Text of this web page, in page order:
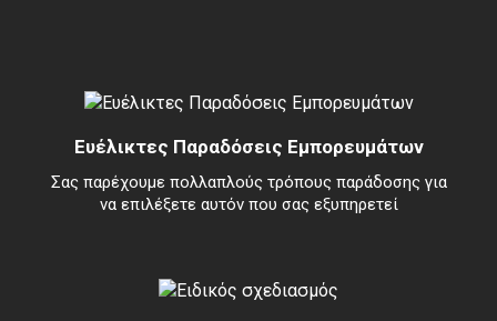
Ευέλικτες Παραδόσεις Εμπορευμάτων
Σας παρέχουμε πολλαπλούς τρόπους παράδοσης για
να επιλέξετε αυτόν που σας εξυπηρετεί